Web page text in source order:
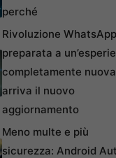
perché
Rivoluzione
preparata a
completamente
arriva il nuovo
aggiornamento
Meno multe e più
sicurezza: Android